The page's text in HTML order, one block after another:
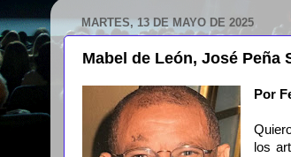
MARTES, 13 DE MAYO DE 2025
Mabel de León, José Peña
Por
los